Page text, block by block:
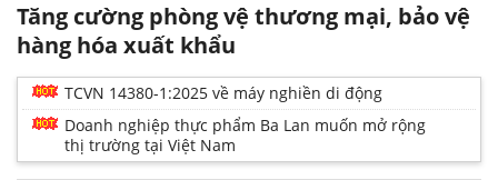
Tăng cường phòng vệ thương mại, bảo vệ
hàng hóa xuất khẩu
TCVN 14380-1:2025 về máy nghiền di động
Doanh nghiệp thực phẩm Ba Lan muốn mở rộng
thị trường tại Việt Nam